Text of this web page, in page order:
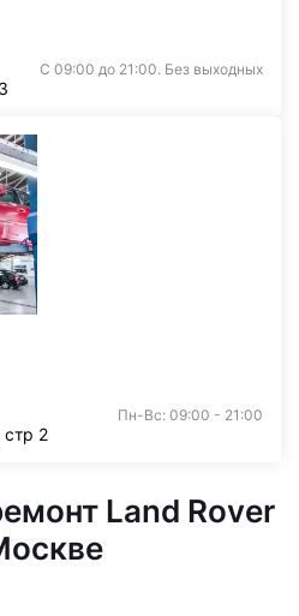
С 09:00 до 21:00. Без выходных
Пн-Вс: 09:00 - 21:00
2
Land Rover